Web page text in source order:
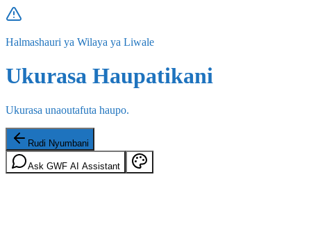
Halmashauri ya Wilaya ya Liwale
Ukurasa Haupatikani
Ukurasa unaoutafuta haupo.
Rudi Nyumbani
Ask GWF AI Assistant